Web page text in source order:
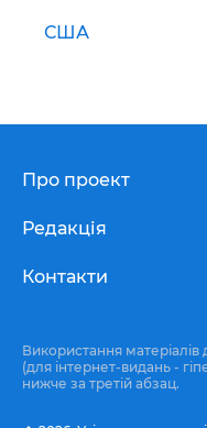
США
Про проект
Редакція
Контакти
Використання
(для інтернет-видань -
нижче за третій абзац.